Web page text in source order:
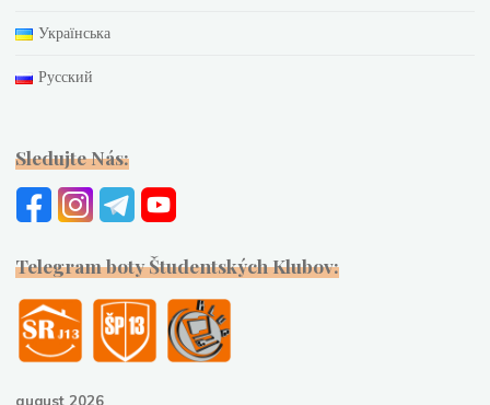
Українська
Русский
Sledujte Nás:
Telegram boty Študentských Klubov:
august 2026